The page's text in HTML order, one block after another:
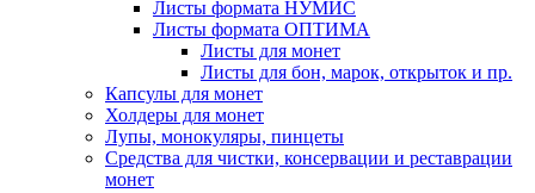
Листы формата НУМИС
Листы формата ОПТИМА
Листы для монет
Листы для бон, марок, открыток и пр.
Капсулы для монет
Холдеры для монет
Лупы, монокуляры, пинцеты
Средства для чистки, консервации и реставрации
монет